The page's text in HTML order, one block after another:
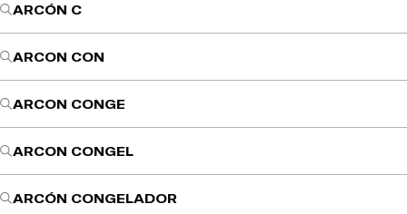
ARCÓN C
ARCON CON
ARCON CONGE
ARCON CONGEL
ARCÓN CONGELADOR